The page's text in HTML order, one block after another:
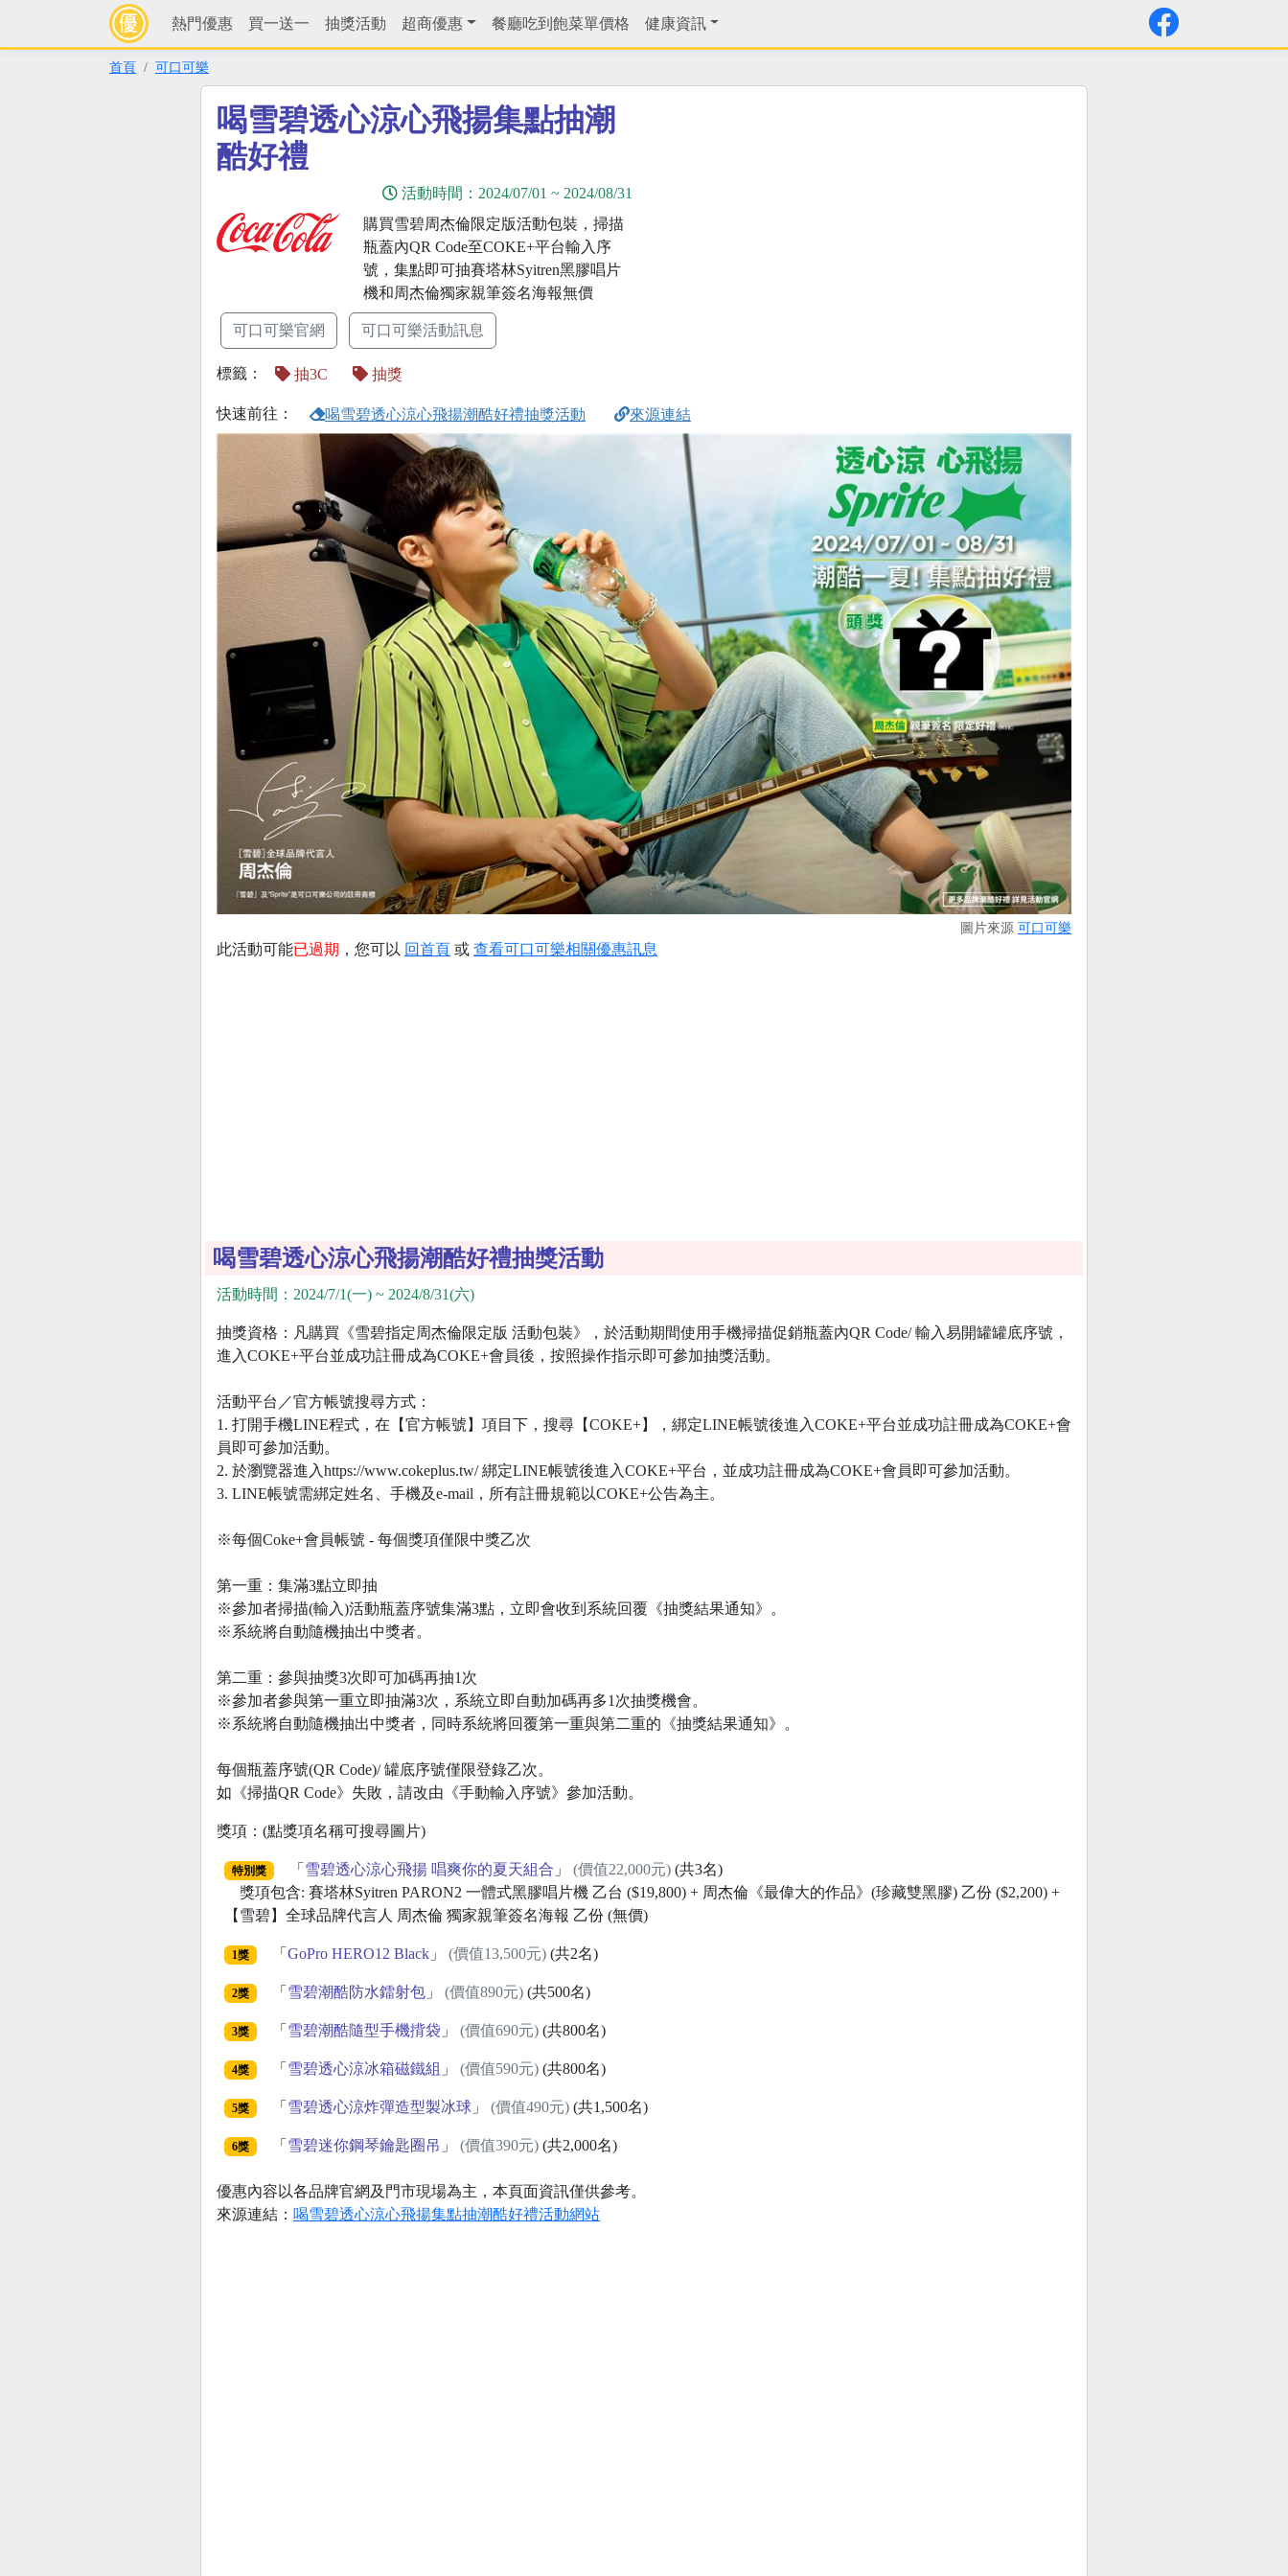
熱門優惠 買一送一 抽獎活動 超商優惠 餐廳吃到飽菜單價格 健康資訊
首頁 可口可樂
喝雪碧透心涼心飛揚集點抽潮
酷好禮
活動時間： 2024/07/01 ~ 2024/08/31
購買雪碧周杰倫限定版活動包裝，掃描
瓶蓋內QR Code至COKE+平台輸入序
號，集點即可抽賽塔林Syitren黑膠唱片
機和周杰倫獨家親筆簽名海報無價
可口可樂官網 可口可樂活動訊息
標籤： 抽3C 抽獎
快速前往： 喝雪碧透心涼心飛揚潮酷好禮抽獎活動 來源連結
圖片來源 可口可樂
此活動可能已過期 ，您可以 回首頁 或 查看可口可樂相關優惠訊息
喝雪碧透心涼心飛揚潮酷好禮抽獎活動
活動時間：2024/7/1(一) ~ 2024/8/31(六)
抽獎資格：凡購買《雪碧指定周杰倫限定版 活動包裝》，於活動期間使用手機掃描促銷瓶蓋內QR Code/ 輸入易開罐罐底序號，
進入COKE+平台並成功註冊成為COKE+會員後，按照操作指示即可參加抽獎活動。
活動平台／官方帳號搜尋方式：
1. 打開手機LINE程式，在【官方帳號】項目下，搜尋【COKE+】，綁定LINE帳號後進入COKE+平台並成功註冊成為COKE+會
員即可參加活動。
2. 於瀏覽器進入https://www.cokeplus.tw/ 綁定LINE帳號後進入COKE+平台，並成功註冊成為COKE+會員即可參加活動。
3. LINE帳號需綁定姓名、手機及e-mail，所有註冊規範以COKE+公告為主。
※每個Coke+會員帳號 - 每個獎項僅限中獎乙次
第一重：集滿3點立即抽
※參加者掃描(輸入)活動瓶蓋序號集滿3點，立即會收到系統回覆《抽獎結果通知》。
※系統將自動隨機抽出中獎者。
第二重：參與抽獎3次即可加碼再抽1次
※參加者參與第一重立即抽滿3次，系統立即自動加碼再多1次抽獎機會。
※系統將自動隨機抽出中獎者，同時系統將回覆第一重與第二重的《抽獎結果通知》。
每個瓶蓋序號(QR Code)/ 罐底序號僅限登錄乙次。
如《掃描QR Code》失敗，請改由《手動輸入序號》參加活動。
獎項：(點獎項名稱可搜尋圖片)
特別獎 「 雪碧透心涼心飛揚 唱爽你的夏天組合 」 (價值22,000元)(共3名)
獎項包含: 賽塔林Syitren PARON2 一體式黑膠唱片機 乙台 ($19,800) + 周杰倫《最偉大的作品》(珍藏雙黑膠) 乙份 ($2,200) +
【雪碧】全球品牌代言人 周杰倫 獨家親筆簽名海報 乙份 (無價)
1獎 「 GoPro HERO12 Black」 (價值13,500元)(共2名)
2獎 「 雪碧潮酷防水鐳射包」 (價值890元)(共500名)
3獎 「 雪碧潮酷隨型手機揹袋 」 (價值690元)(共800名)
4獎 「 雪碧透心涼冰箱磁鐵組 」 (價值590元)(共800名)
5獎 「 雪碧透心涼炸彈造型製冰球」 (價值490元)(共1,500名)
6獎 「 雪碧迷你鋼琴鑰匙圈吊 」 (價值390元)(共2,000名)
優惠內容以各品牌官網及門市現場為主，本頁面資訊僅供參考。
來源連結： 喝雪碧透心涼心飛揚集點抽潮酷好禮活動網站